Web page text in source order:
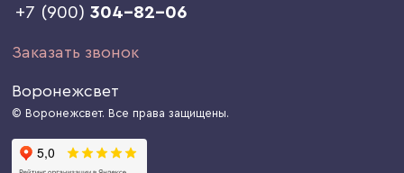
+7 (900)304-82-06
Заказать звонок
Воронежсвет
© Воронежсвет. Все права защищены.